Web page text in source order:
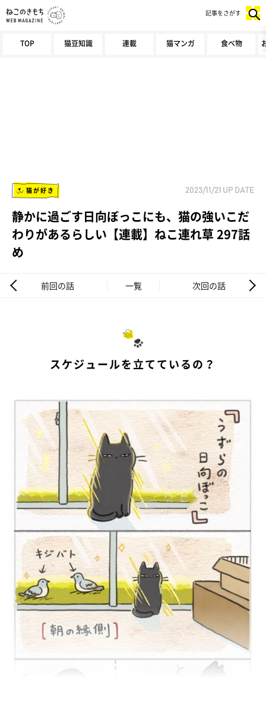
TOP 猫豆知識 連載 猫マンガ 食べ物
記事をさがす
猫が好き 2023/11/21 UP DATE
静かに過ごす日向ぼっこにも、猫の強いこだ
わりがあるらしい【連載】ねこ連れ草 297話
め
前回の話 一覧 次回の話
スケジュールを立てているの？